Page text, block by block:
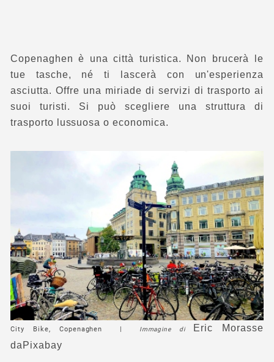
Copenaghen è una città turistica. Non brucerà le
tue tasche, né ti lascerà con un'esperienza
asciutta. Offre una miriade di servizi di trasporto ai
suoi turisti. Si può scegliere una struttura di
trasporto lussuosa o economica.
City Bike, Copenaghen | Immagine di
Eric Morasse
da Pixabay